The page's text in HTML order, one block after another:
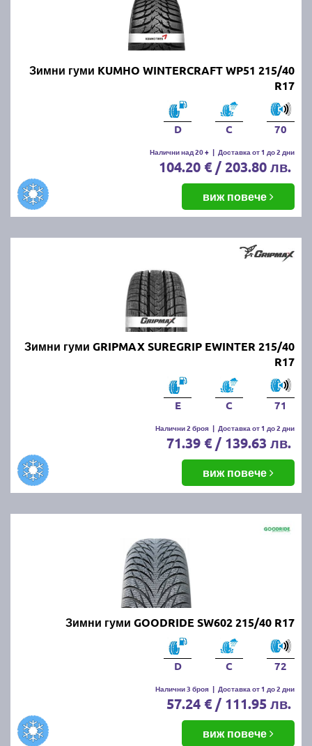
Зимни гуми KUMHO WINTERCRAFT WP51 215/40
R17
D C 70
Налични над 20 + | Доставка от 1 до 2 дни
104.20 € / 203.80 лв.
виж повече
Зимни гуми GRIPMAX SUREGRIP EWINTER 215/40
R17
E C 71
Налични 2 броя | Доставка от 1 до 2 дни
71.39 € / 139.63 лв.
виж повече
Зимни гуми GOODRIDE SW602 215/40 R17
D C 72
Налични 3 броя | Доставка от 1 до 2 дни
57.24 € / 111.95 лв.
виж повече